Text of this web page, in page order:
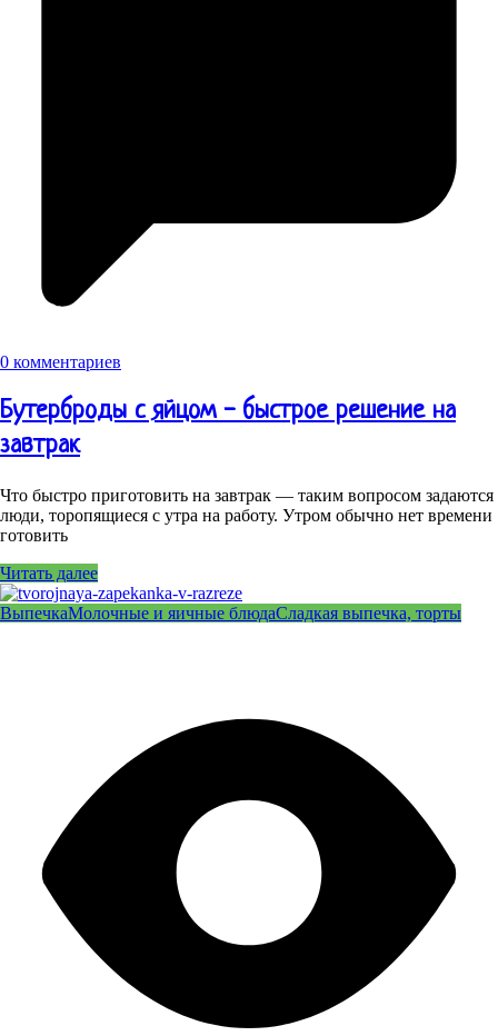
0 комментариев
Бутерброды с яйцом - быстрое решение на
завтрак
Что быстро приготовить на завтрак — таким вопросом задаются
люди, торопящиеся с утра на работу. Утром обычно нет времени
готовить
Читать далее
ВыпечкаМолочные и яичные блюдаСладкая выпечка, торты